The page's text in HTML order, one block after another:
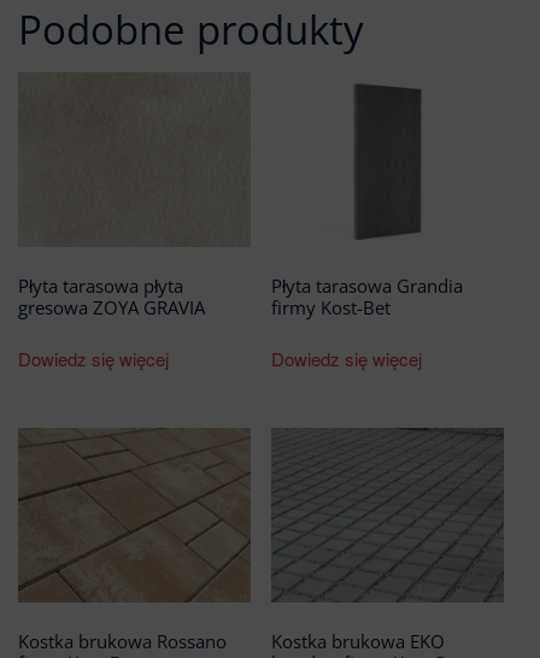
Podobne produkty
Płyta tarasowa płyta
gresowa ZOYA GRAVIA
Dowiedz się więcej
Płyta tarasowa Grandia
firmy Kost-Bet
Dowiedz się więcej
Kostka brukowa Rossano
Kostka brukowa EKO